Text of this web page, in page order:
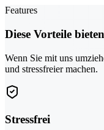
Features
Diese Vorteile
Wenn Sie mit uns
und stressfreier machen.
Stressfrei